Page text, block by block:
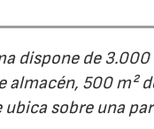
dispone de 3.000
almacén, 500 m²
ubica sobre una